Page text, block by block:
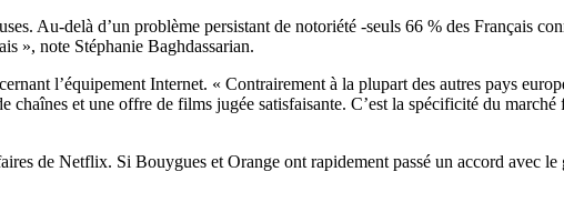
Au-delà d’un problème persistant de notoriété -seuls 66 % des Français
», note Stéphanie Baghdassarian.
l’équipement Internet. « Contrairement à la plupart des autres pays
chaînes et une offre de films jugée satisfaisante. C’est la spécificité du
de Netflix. Si Bouygues et Orange ont rapidement passé un accord avec